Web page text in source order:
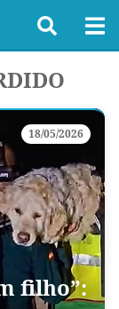
18/05/2026
filho”: